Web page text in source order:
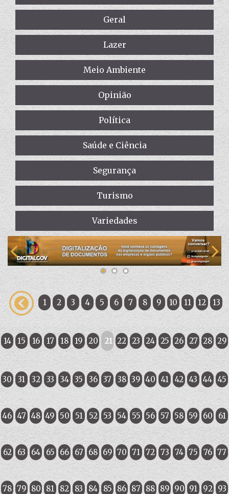
Geral
Lazer
Meio Ambiente
Opinião
Política
Saúde e Ciência
Segurança
Turismo
Variedades
1 2 3 4 5 6 7 8 9 10 11 12 13
14 15 16 17 18 19 20 21 22 23 24 25 26 27 28 29
30 31 32 33 34 35 36 37 38 39 40 41 42 43 44 45
46 47 48 49 50 51 52 53 54 55 56 57 58 59 60 61
62 63 64 65 66 67 68 69 70 71 72 73 74 75 76 77
78 79 80 81 82 83 84 85 86 87 88 89 90 91 92 93